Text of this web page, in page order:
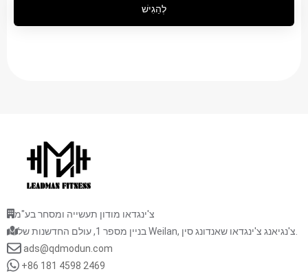
לְהַגִישׁ
צ'ינגדאו מודון תעשייה ומסחר בע"מ
ads@qdmodun.com
+86 181 4598 2469